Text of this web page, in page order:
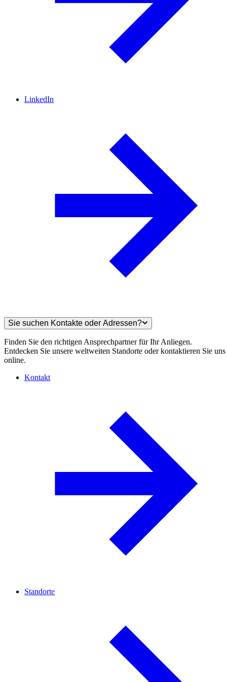
LinkedIn
Sie suchen Kontakte oder Adressen?
Finden Sie den richtigen Ansprechpartner für Ihr Anliegen.
Entdecken Sie unsere weltweiten Standorte oder kontaktieren Sie uns
online.
Kontakt
Standorte